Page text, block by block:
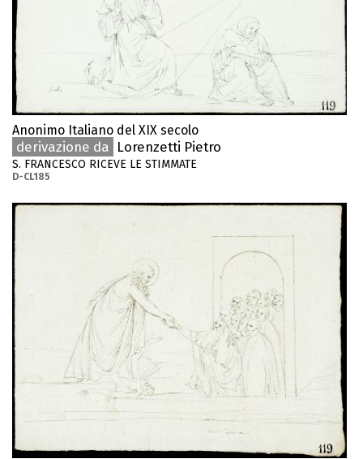
Anonimo Italiano del XIX secolo
derivazione da Lorenzetti Pietro
S. FRANCESCO RICEVE LE STIMMATE
D-CL185